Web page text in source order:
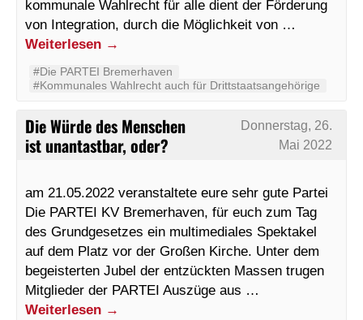
kommunale Wahlrecht für alle dient der Förderung
von Integration, durch die Möglichkeit von …
Weiterlesen →
#Die PARTEI Bremerhaven
#Kommunales Wahlrecht auch für Drittstaatsangehörige
Die Würde des Menschen
ist unantastbar, oder?
Donnerstag, 26.
Mai 2022
am 21.05.2022 veranstaltete eure sehr gute Partei
Die PARTEI KV Bremerhaven, für euch zum Tag
des Grundgesetzes ein multimediales Spektakel
auf dem Platz vor der Großen Kirche. Unter dem
begeisterten Jubel der entzückten Massen trugen
Mitglieder der PARTEI Auszüge aus …
Weiterlesen →